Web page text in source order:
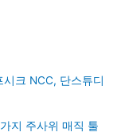
크 NCC, 단스튜디
지 주사위 매직 툴